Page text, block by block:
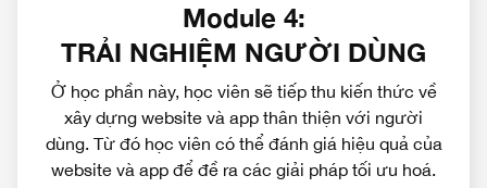
Module 4:
TRẢI NGHIỆM NGƯỜI DÙNG
Ở học phần này, học viên sẽ tiếp thu kiến thức về
xây dựng website và app thân thiện với người
dùng. Từ đó học viên có thể đánh giá hiệu quả của
website và app để đề ra các giải pháp tối ưu hoá.